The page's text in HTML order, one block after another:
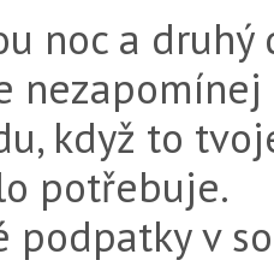
noc a
když to
potřebuje.
podpatky v